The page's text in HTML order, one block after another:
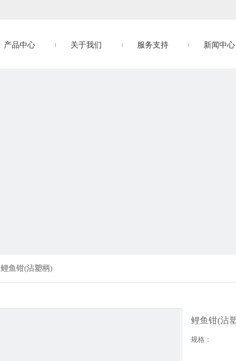
产品中心 关于我们 服务支持 新闻中心
鲤鱼钳(沾塑柄)
鲤鱼钳(沾
规格：